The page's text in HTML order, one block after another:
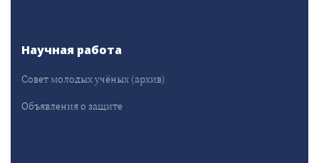
Научная работа
Совет молодых учёных (архив)
Объявления о защите